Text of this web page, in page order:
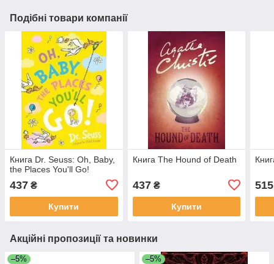
Подібні товари компанії
Книга Dr. Seuss: Oh, Baby,
the Places You'll Go!
437 ₴
Купити
Книга The Hound of Death
437₴
Купити
515
Акційні пропозиції та новинки
–5% –5%